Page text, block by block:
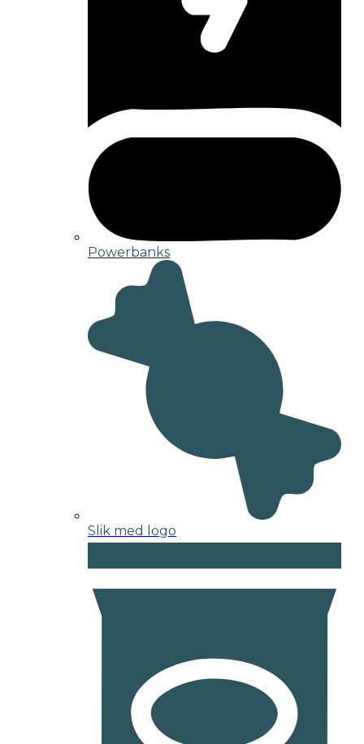
Powerbanks
Slik med logo